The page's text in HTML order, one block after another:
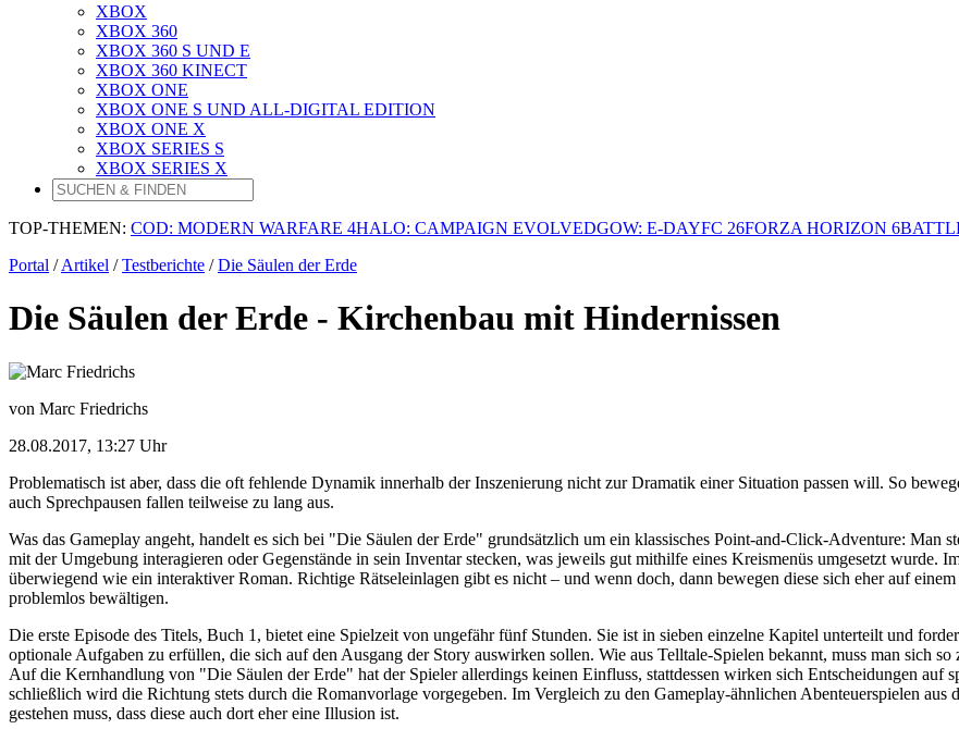
XBOX
XBOX 360
XBOX 360 S UND E
XBOX 360 KINECT
XBOX ONE
XBOX ONE S UND ALL-DIGITAL EDITION
XBOX ONE X
XBOX SERIES S
XBOX SERIES X
TOP-THEMEN: COD: MODERN WARFARE 4HALO: CAMPAIGN EVOLVEDGOW: E-DAYFC 26FORZA HORIZON 6
Portal /Artikel /Testberichte /Die Säulen der Erde
Die Säulen der Erde - Kirchenbau mit Hindernissen
von Marc Friedrichs
28.08.2017, 13:27 Uhr
Problematisch ist aber, dass die oft fehlende Dynamik innerhalb der Inszenierung nicht zur Dramatik einer Situation passen will. So
auch Sprechpausen fallen teilweise zu lang aus.
Was das Gameplay angeht, handelt es sich bei "Die Säulen der Erde" grundsätzlich um ein klassisches Point-and-Click-Adventure: Man
mit der Umgebung interagieren oder Gegenstände in sein Inventar stecken, was jeweils gut mithilfe eines Kreismenüs umgesetzt wurde.
überwiegend wie ein interaktiver Roman. Richtige Rätseleinlagen gibt es nicht – und wenn doch, dann bewegen diese sich eher auf
problemlos bewältigen.
Die erste Episode des Titels, Buch 1, bietet eine Spielzeit von ungefähr fünf Stunden. Sie ist in sieben einzelne Kapitel unterteilt und
optionale Aufgaben zu erfüllen, die sich auf den Ausgang der Story auswirken sollen. Wie aus Telltale-Spielen bekannt, muss man sich
Auf die Kernhandlung von "Die Säulen der Erde" hat der Spieler allerdings keinen Einfluss, stattdessen wirken sich Entscheidungen auf
schließlich wird die Richtung stets durch die Romanvorlage vorgegeben. Im Vergleich zu den Gameplay-ähnlichen Abenteuerspielen
gestehen muss, dass diese auch dort eher eine Illusion ist.